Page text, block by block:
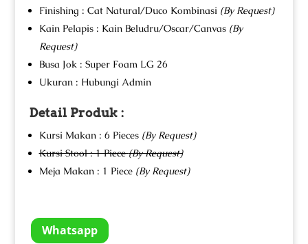
Finishing : Cat Natural/Duco Kombinasi (By Request)
Kain Pelapis : Kain Beludru/Oscar/Canvas (By
Request)
Busa Jok : Super Foam LG 26
Ukuran : Hubungi Admin
Detail Produk :
Kursi Makan : 6 Pieces (By Request)
Kursi Stool : 1 Piece(By Request)
Meja Makan : 1 Piece (By Request)
Whatsapp